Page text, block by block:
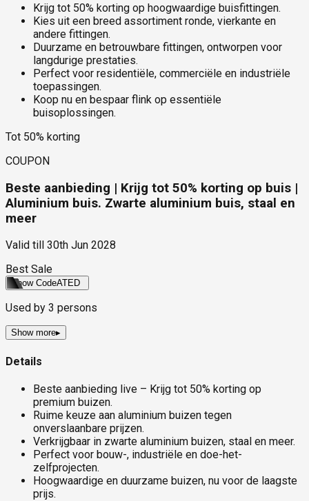
Krijg tot 50% korting op hoogwaardige buisfittingen.
Kies uit een breed assortiment ronde, vierkante en
andere fittingen.
Duurzame en betrouwbare fittingen, ontworpen voor
langdurige prestaties.
Perfect voor residentiële, commerciële en industriële
toepassingen.
Koop nu en bespaar flink op essentiële
buisoplossingen.
Tot 50% korting
COUPON
Beste aanbieding | Krijg tot 50% korting op buis |
Aluminium buis. Zwarte aluminium buis, staal en
meer
Valid till
30th Jun 2028
Best Sale
Show CodeATED
Used by 3 persons
Show more▸
Details
Beste aanbieding live – Krijg tot 50% korting op
premium buizen.
Ruime keuze aan aluminium buizen tegen
onverslaanbare prijzen.
Verkrijgbaar in zwarte aluminium buizen, staal en meer.
Perfect voor bouw-, industriële en doe-het-
zelfprojecten.
Hoogwaardige en duurzame buizen, nu voor de laagste
prijs.